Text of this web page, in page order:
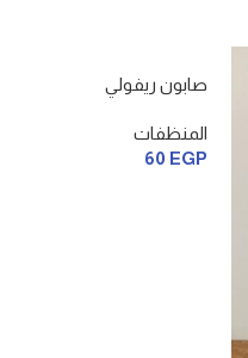
صابون ريفولي
المنظفات
60 EGP